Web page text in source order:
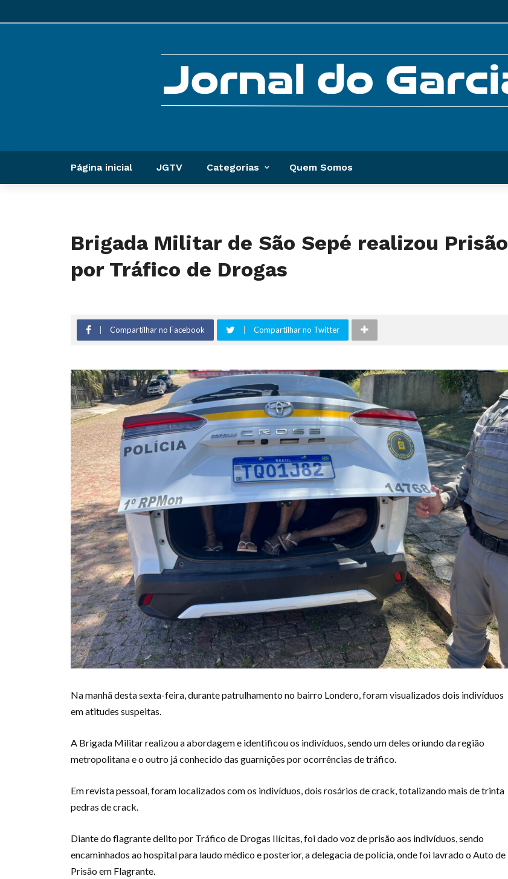
Página inicial JGTV Categorias Quem Somos
Brigada Militar de São Sepé realizou Prisão
por Tráfico de Drogas
Compartilhar no Facebook Compartilhar no Twitter
Na manhã desta sexta-feira, durante patrulhamento no bairro Londero, foram visualizados dois indivíduos
em atitudes suspeitas.
A Brigada Militar realizou a abordagem e identificou os indivíduos, sendo um deles oriundo da região
metropolitana e o outro já conhecido das guarnições por ocorrências de tráfico.
Em revista pessoal, foram localizados com os indivíduos, dois rosários de crack, totalizando mais de trinta
pedras de crack.
Diante do flagrante delito por Tráfico de Drogas Ilícitas, foi dado voz de prisão aos indivíduos, sendo
encaminhados ao hospital para laudo médico e posterior, a delegacia de polícia, onde foi lavrado o Auto de
Prisão em Flagrante.